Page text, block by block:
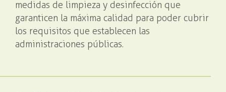
medidas de limpieza y desinfección que
garanticen la máxima calidad para poder cubrir
los requisitos que establecen las
administraciones públicas.